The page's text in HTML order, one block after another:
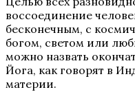
воссоединение
бесконечным, с
богом, светом или
можно назвать
Йога, как говорят в
материи.